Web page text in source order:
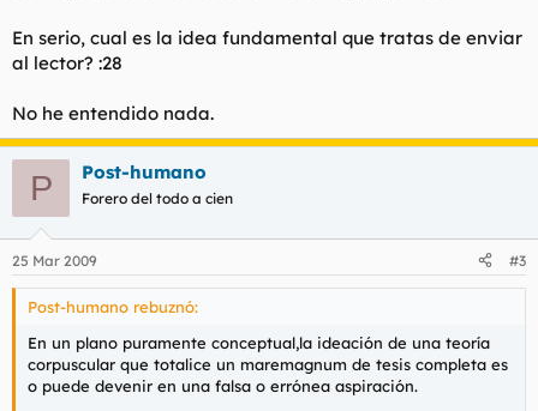
En serio, cual es la idea fundamental que tratas de enviar
al lector? :28
No he entendido nada.
P Post-humano
Forero del todo a cien
25 Mar 2009 #3
Post-humano rebuznó:
En un plano puramente conceptual,la ideación de una teoría
corpuscular que totalice un maremagnum de tesis completa es
o puede devenir en una falsa o errónea aspiración.